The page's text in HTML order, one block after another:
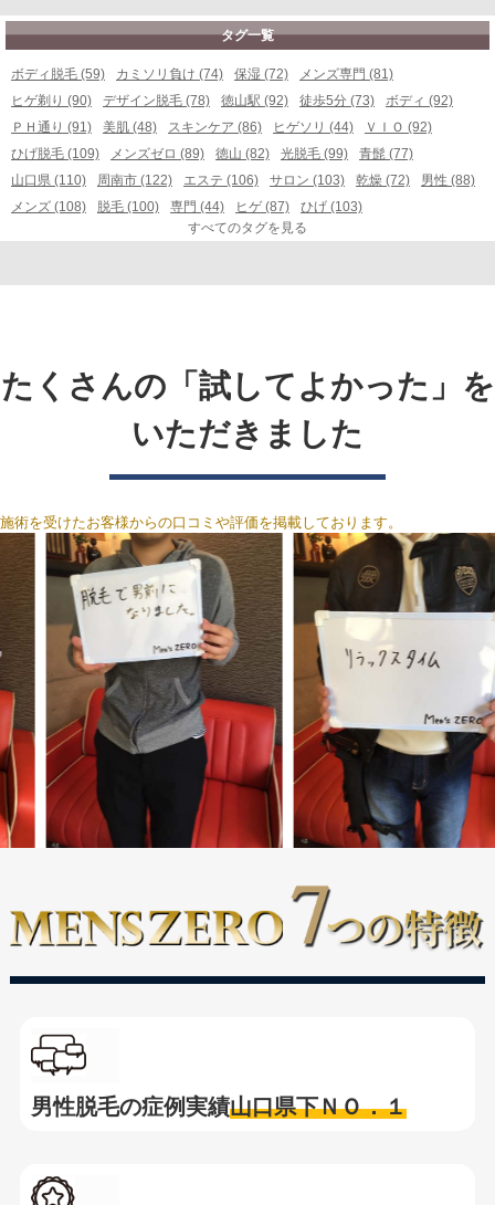
タグ一覧
ボディ脱毛 (59) カミソリ負け (74) 保湿 (72)
メンズ専門 (81)
ヒゲ剃り (90)
デザイン脱毛 (78) 徳山駅 (92) 徒歩5分 (73)
ボディ (92)
ＰＨ通り (91)
美肌 (48) スキンケア (86) ヒゲソリ (44)
ＶＩＯ (92)
ひげ脱毛 (109)
メンズゼロ (89) 徳山 (82) 光脱毛 (99)
青髭 (77)
山口県 (110)
周南市 (122) エステ (106) サロン (103) 乾燥 (72)
男性 (88)
メンズ (108)
脱毛 (100) 専門 (44) ヒゲ (87)
ひげ (103)
すべてのタグを見る
たくさんの「試してよかった」を
いただきました
施術を受けたお客様からの口コミや評価を掲載しております。
男性脱毛の症例実績山口県下ＮＯ．１